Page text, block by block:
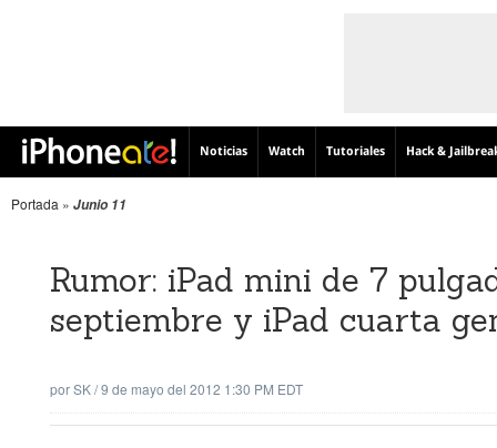
Noticias Watch Tutoriales Hack &
Portada » Junio 11
Rumor: iPad mini de 7
septiembre y iPad cuarta
porSK/9 de mayo del 2012 1:30 PM EDT